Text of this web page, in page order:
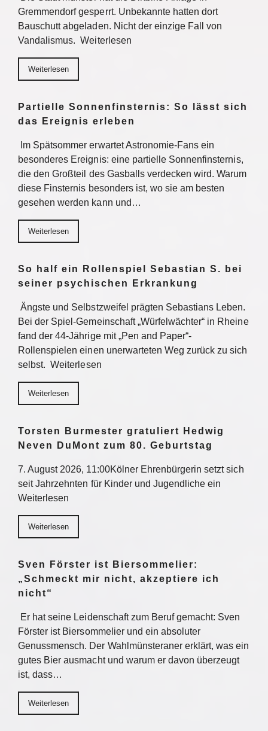
Gremmendorf gesperrt. Unbekannte hatten dort
Bauschutt abgeladen. Nicht der einzige Fall von
Vandalismus. Weiterlesen
Weiterlesen
Partielle Sonnenfinsternis: So lässt sich
das Ereignis erleben
Im Spätsommer erwartet Astronomie-Fans ein
besonderes Ereignis: eine partielle Sonnenfinsternis,
die den Großteil des Gasballs verdecken wird. Warum
diese Finsternis besonders ist, wo sie am besten
gesehen werden kann und…
Weiterlesen
So half ein Rollenspiel Sebastian S. bei
seiner psychischen Erkrankung
Ängste und Selbstzweifel prägten Sebastians Leben.
Bei der Spiel-Gemeinschaft „Würfelwächter“ in Rheine
fand der 44-Jährige mit „Pen and Paper“-
Rollenspielen einen unerwarteten Weg zurück zu sich
selbst. Weiterlesen
Weiterlesen
Torsten Burmester gratuliert Hedwig
Neven DuMont zum 80. Geburtstag
7. August 2026, 11:00Kölner Ehrenbürgerin setzt sich
seit Jahrzehnten für Kinder und Jugendliche ein
Weiterlesen
Weiterlesen
Sven Förster ist Biersommelier:
„Schmeckt mir nicht, akzeptiere ich
nicht“
Er hat seine Leidenschaft zum Beruf gemacht: Sven
Förster ist Biersommelier und ein absoluter
Genussmensch. Der Wahlmünsteraner erklärt, was ein
gutes Bier ausmacht und warum er davon überzeugt
ist, dass…
Weiterlesen